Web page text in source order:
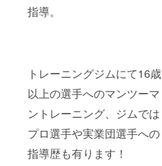
指導。
トレーニングジムにて16歳
以上の選手へのマンツーマ
ントレーニング、ジムでは
プロ選手や実業団選手への
指導歴も有ります！